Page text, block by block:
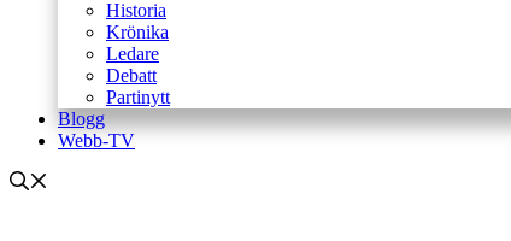
Historia
Krönika
Ledare
Debatt
Partinytt
Blogg
Webb-TV